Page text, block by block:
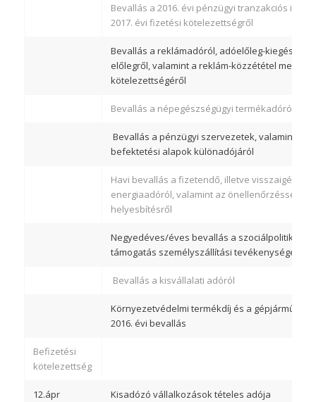
Bevallás a 2016. évi pénzügyi tranzakciós
2017. évi fizetési kötelezettségről
Bevallás a reklámadóról, adóelőleg-
előlegről, valamint a reklám-közzététel
kötelezettségéről
Bevallás a népegészségügyi termékadóról
Bevallás a pénzügyi szervezetek, valamint a
befektetési alapok különadójáról
Havi bevallás a fizetendő, illetve
energiaadóról, valamint az önellenőrzéssel
helyesbítésről
Negyedéves/éves bevallás a szociálpolitikai
támogatás személyszállítási tevékenységek
Bevallás a kisvállalati adóról
Környezetvédelmi termékdíj és a gépjármű
2016. évi bevallás
Befizetési
kötelezettség
12.ápr Kisadózó vállalkozások tételes adója